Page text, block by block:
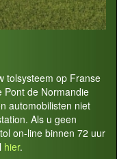
tolsysteem op Franse
de Normandie
automobilisten niet
Als u geen
on-line binnen 72 uur
hier.